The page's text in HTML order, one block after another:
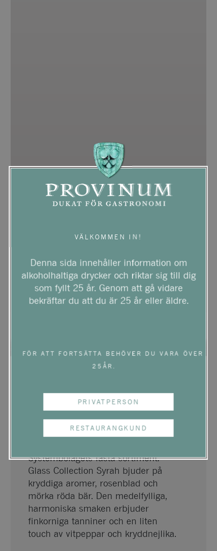
GLENELLY GLASS
COLLECTION SYRAH
Systembolagets fasta sortiment.
Glass Collection Syrah bjuder på
kryddiga aromer, rosenblad och
mörka röda bär. Den medelfylliga,
harmoniska smaken erbjuder
finkorniga tanniner och en liten
touch av vitpeppar och kryddnejlika.
VÄLKOMMEN IN!
Denna sida innehåller information om
alkoholhaltiga drycker och riktar sig till dig
som fyllt 25 år. Genom att gå vidare
bekräftar du att du är 25 år eller äldre.
FÖR ATT FORTSÄTTA BEHÖVER DU VARA ÖVER
25ÅR.
PRIVATPERSON
RESTAURANGKUND